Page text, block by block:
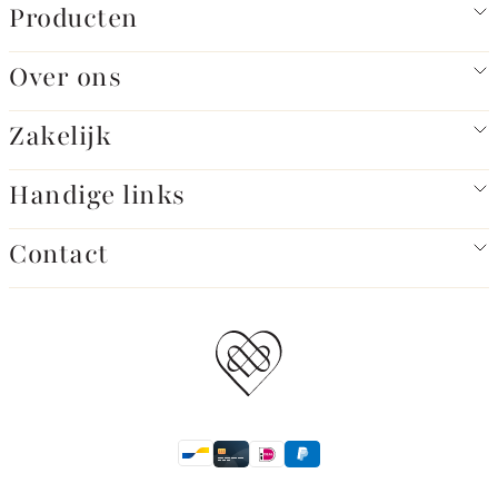
Producten
Over ons
Zakelijk
Handige links
Contact